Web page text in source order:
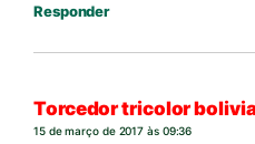
Responder
Torcedor tricolor
15 de março de 2017 às 09:36